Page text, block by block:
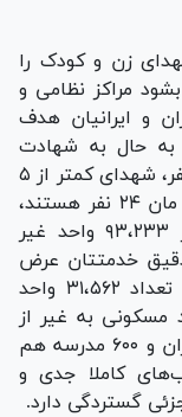
زن و کودک را
مراکز نظامی و
و ایرانیان هدف
کنم که ۲۴۴ زن تا به حال به شهادت
رسیدند شهدای کمتر از ۱۸ سال مان ۲۱۴ نفر، شهدای کمتر از ۵
سال مان ۱۷ نفر و شهدای مدافع سلامت مان ۲۴ نفر هستند،
طبق اعلام جمعیت هلال احمر بیش از ۹۳،۲۳۳ واحد غیر
خدمتتان عرض
بکنم ۹۳،۲۳۳ واحد آسیب دیده از این تعداد ۳۱،۵۶۲ واحد
در تهران، ۷۱،۵۴۷ واحد مسکونی به غیر از
تهران و ۲۰،۷۷۹ واحد تجاری به غیر از تهران و ۶۰۰ مدرسه هم
کاملا جدی و
گستردگی دارد.